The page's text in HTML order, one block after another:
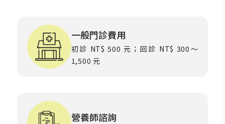
一般門診費用
初診 NT$ 500 元；回診 NT$ 300～
1,500 元
營養師諮詢